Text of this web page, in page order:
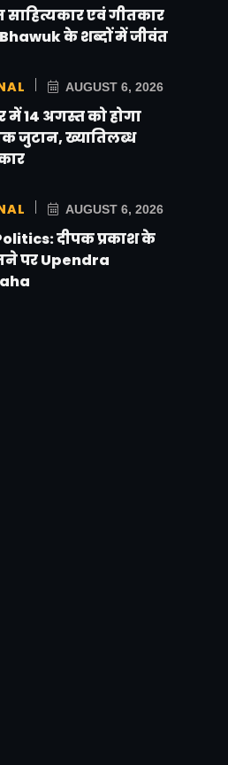
साहित्यकार एवं गीतकार
के शब्दों में जीवंत
AUGUST 6, 2026
में 14 अगस्त को होगा
जुटान, ख्यातिलब्ध
AUGUST 6, 2026
दीपक प्रकाश के
पर Upendra